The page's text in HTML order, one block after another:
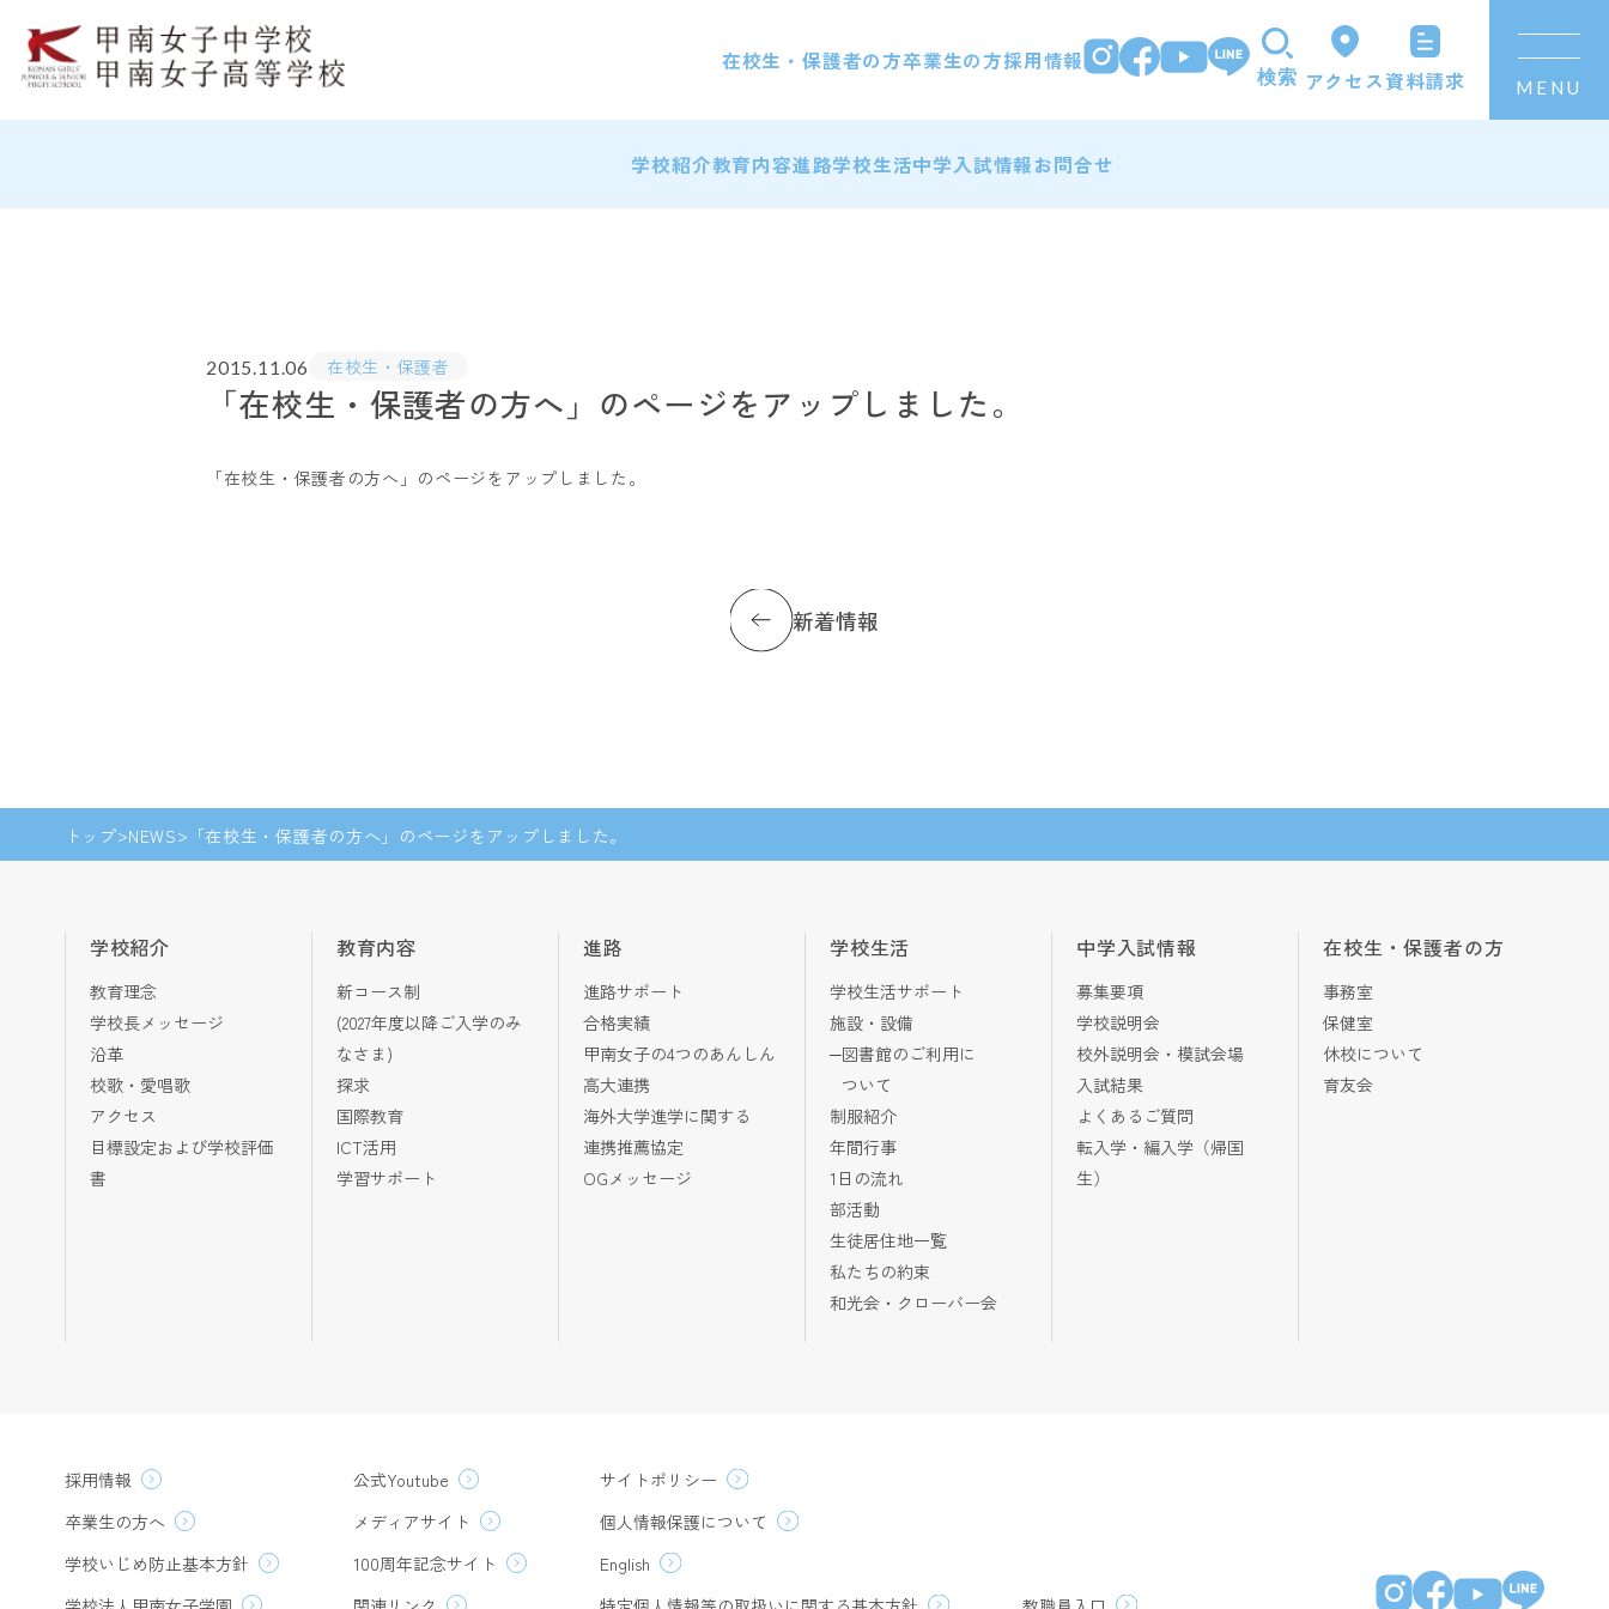
在校生・保護者の方卒業生の方採用情報
検索 アクセス資料請求 MENU
学校紹介教育内容進路学校生活中学入試情報お問合せ
2015.11.06 在校生・保護者
「在校生・保護者の方へ」のページをアップしました。
「在校生・保護者の方へ」のページをアップしました。
新着情報
トップ NEWS 「在校生・保護者の方へ」のページをアップしました。
学校紹介
教育理念
学校長メッセージ
沿革
校歌・愛唱歌
アクセス
目標設定および学校評価
書
教育内容
新コース制
(2027年度以降ご入学のみ
なさま)
探求
国際教育
ICT活用
学習サポート
進路
進路サポート
合格実績
甲南女子の4つのあんしん
高大連携
海外大学進学に関する
連携推薦協定
OGメッセージ
学校生活
学校生活サポート
施設・設備
図書館のご利用に
ついて
制服紹介
年間行事
1日の流れ
部活動
生徒居住地一覧
私たちの約束
和光会・クローバー会
中学入試情報
募集要項
学校説明会
校外説明会・模試会場
入試結果
よくあるご質問
転入学・編入学（帰国
生）
在校生・保護者の方
事務室
保健室
休校について
育友会
採用情報 公式Youtube
サイトポリシー
卒業生の方へ
メディアサイト
個人情報保護について
学校いじめ防止基本方針
100周年記念サイト
English